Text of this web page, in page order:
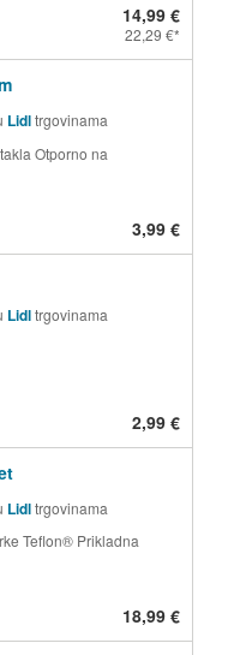
14,99 €
22,29 €
Lidltrgovinama
Otporno na
3,99 €
Lidltrgovinama
2,99 €
Lidltrgovinama
Teflon® Prikladna
18,99 €